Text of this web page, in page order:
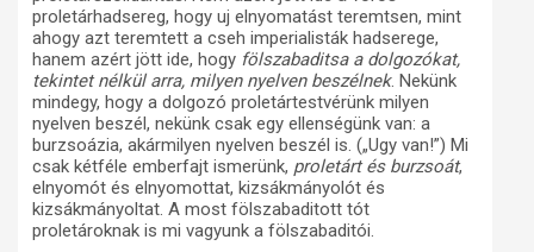
proletárhadsereg, hogy uj elnyomatást teremtsen, mint
ahogy azt teremtett a cseh imperialisták hadserege,
hanem azért jött ide, hogy fölszabaditsa a dolgozókat,
tekintet nélkül arra, milyen nyelven beszélnek. Nekünk
mindegy, hogy a dolgozó proletártestvérünk milyen
nyelven beszél, nekünk csak egy ellenségünk van: a
burzsoázia, akármilyen nyelven beszél is. („Ugy van!”) Mi
csak kétféle emberfajt ismerünk, proletárt és burzsoát,
elnyomót és elnyomottat, kizsákmányolót és
kizsákmányoltat. A most fölszabaditott tót
proletároknak is mi vagyunk a fölszabaditói.